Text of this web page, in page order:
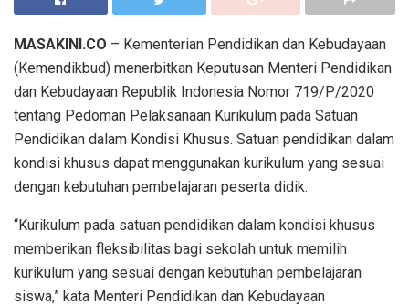
MASAKINI.CO – Kementerian Pendidikan dan Kebudayaan
(Kemendikbud) menerbitkan Keputusan Menteri Pendidikan
dan Kebudayaan Republik Indonesia Nomor 719/P/2020
tentang Pedoman Pelaksanaan Kurikulum pada Satuan
Pendidikan dalam Kondisi Khusus. Satuan pendidikan dalam
kondisi khusus dapat menggunakan kurikulum yang sesuai
dengan kebutuhan pembelajaran peserta didik.
“Kurikulum pada satuan pendidikan dalam kondisi khusus
memberikan fleksibilitas bagi sekolah untuk memilih
kurikulum yang sesuai dengan kebutuhan pembelajaran
siswa,” kata Menteri Pendidikan dan Kebudayaan